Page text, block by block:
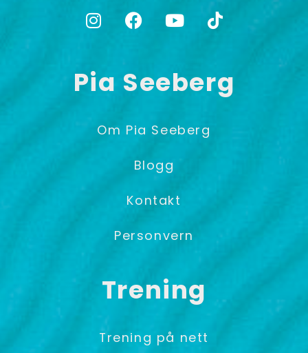
Pia Seeberg
Om Pia Seeberg
Blogg
Kontakt
Personvern
Trening
Trening på nett